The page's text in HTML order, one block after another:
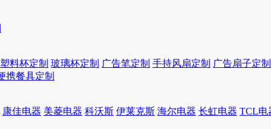
塑料杯定制 玻璃杯定制 广告笔定制 手持风扇定制 广告扇子定制
携餐具定制
康佳电器 美菱电器 科沃斯 伊莱克斯 海尔电器 长虹电器 TCL电